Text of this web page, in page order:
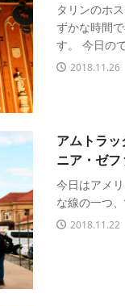
タリンのホ
ずかな時間
す。 今日の
2018.11.26
アムトラ
ニア・ゼ
今日はアメ
な線の一つ
2018.11.22